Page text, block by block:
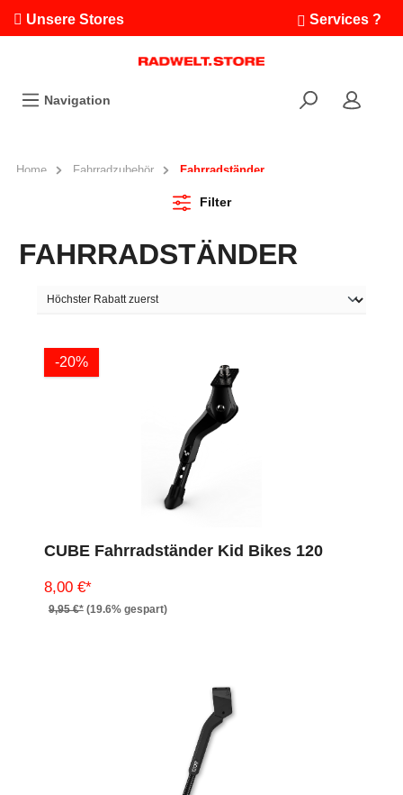
Unsere Stores Services ?
Ausfahrten
Bikefinder
Navigation
Home Fahrradzubehör Fahrradständer
Filter
FAHRRADSTÄNDER
-20%
CUBE Fahrradständer Kid Bikes 120
8,00 €*
9,95 €* (19.6% gespart)